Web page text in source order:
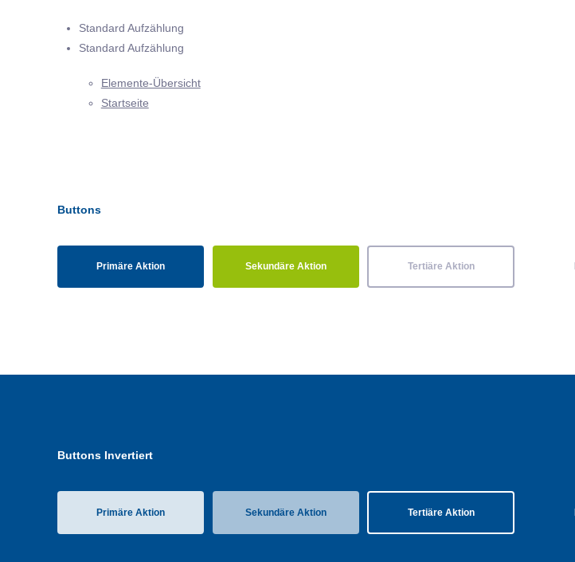
Standard Aufzählung
Standard Aufzählung
Elemente-Übersicht
Startseite
Buttons
Primäre Aktion Sekundäre Aktion Tertiäre Aktion
Buttons Invertiert
Primäre Aktion Sekundäre Aktion Tertiäre Aktion